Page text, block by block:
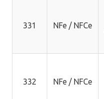
331 NFe / NFCe
332 NFe / NFCe